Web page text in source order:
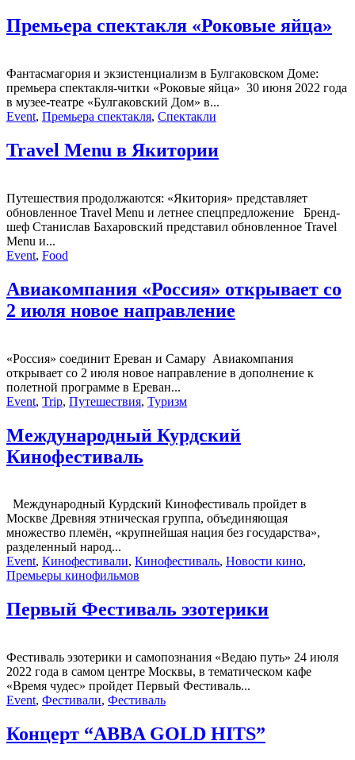
Премьера спектакля «Роковые яйца»
Фантасмагория и экзистенциализм в Булгаковском Доме:
премьера спектакля-читки «Роковые яйца» 30 июня 2022 года
в музее-театре «Булгаковский Дом» в...
Event, Премьера спектакля, Спектакли
Travel Menu в Якитории
Путешествия продолжаются: «Якитория» представляет
обновленное Travel Menu и летнее спецпредложение Бренд-
шеф Станислав Бахаровский представил обновленное Travel
Menu и...
Event, Food
Авиакомпания «Россия» открывает со
2 июля новое направление
«Россия» соединит Ереван и Самару Авиакомпания
открывает со 2 июля новое направление в дополнение к
полетной программе в Ереван...
Event, Trip, Путешествия, Туризм
Международный Курдский
Кинофестиваль
Международный Курдский Кинофестиваль пройдет в
Москве Древняя этническая группа, объединяющая
множество племён, «крупнейшая нация без государства»,
разделенный народ...
Event, Кинофестивали, Кинофестиваль, Новости кино,
Премьеры кинофильмов
Первый Фестиваль эзотерики
Фестиваль эзотерики и самопознания «Ведаю путь» 24 июля
2022 года в самом центре Москвы, в тематическом кафе
«Время чудес» пройдет Первый Фестиваль...
Event, Фестивали, Фестиваль
Концерт “ABBA GOLD HITS”